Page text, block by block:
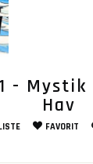
-
Hav
FAVORIT